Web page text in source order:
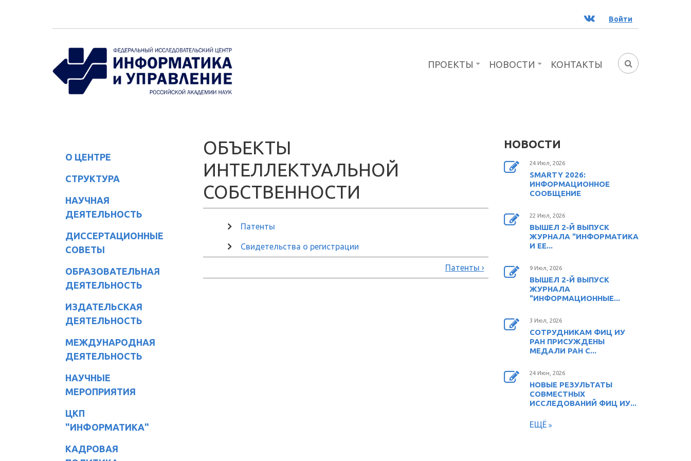
ВК Войти
ФОРМА
ПРОЕКТЫ НОВОСТИ КОНТАКТЫ
О ЦЕНТРЕ
СТРУКТУРА
НАУЧНАЯ
ДЕЯТЕЛЬНОСТЬ
ДИССЕРТАЦИОННЫЕ
СОВЕТЫ
ОБРАЗОВАТЕЛЬНАЯ
ДЕЯТЕЛЬНОСТЬ
ИЗДАТЕЛЬСКАЯ
ДЕЯТЕЛЬНОСТЬ
МЕЖДУНАРОДНАЯ
ДЕЯТЕЛЬНОСТЬ
НАУЧНЫЕ
МЕРОПРИЯТИЯ
ЦКП
"ИНФОРМАТИКА"
КАДРОВАЯ
ОБЪЕКТЫ
ИНТЕЛЛЕКТУАЛЬНОЙ
СОБСТВЕННОСТИ
Патенты
Свидетельства о регистрации
Патенты ›
НОВОСТИ
24 Июл, 2026
SMARTY 2026:
ИНФОРМАЦИОННОЕ
СООБЩЕНИЕ
22 Июл, 2026
ВЫШЕЛ 2-Й ВЫПУСК
ЖУРНАЛА "ИНФОРМАТИКА
И ЕЕ...
9 Июл, 2026
ВЫШЕЛ 2-Й ВЫПУСК
ЖУРНАЛА
"ИНФОРМАЦИОННЫЕ...
3 Июл, 2026
СОТРУДНИКАМ ФИЦ ИУ
РАН ПРИСУЖДЕНЫ
МЕДАЛИ РАН С...
24 Июн, 2026
НОВЫЕ РЕЗУЛЬТАТЫ
СОВМЕСТНЫХ
ИССЛЕДОВАНИЙ ФИЦ ИУ...
ЕЩЁ